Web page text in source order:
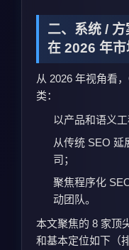
二、系统 /
在 2026 年
从 2026 年视角看
类：
以产品和语义
从传统 SEO 延
司；
聚焦程序化
动团队。
本文聚焦的 8 家顶
和基本定位如下（